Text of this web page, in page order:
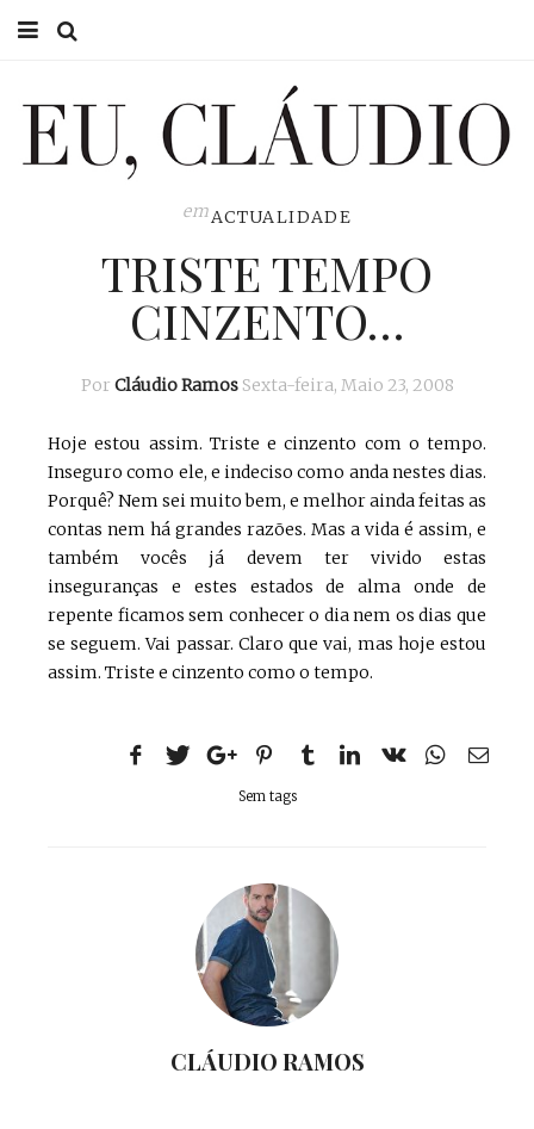
EU CLÁUDIO
EU NA TV
emACTUALIDADE
TRISTE TEMPO
CINZENTO…
Por Cláudio Ramos Sexta-feira, Maio 23, 2008
Hoje estou assim. Triste e cinzento com o tempo.
Inseguro como ele, e indeciso como anda nestes dias.
Porquê? Nem sei muito bem, e melhor ainda feitas as
contas nem há grandes razões. Mas a vida é assim, e
também vocês já devem ter vivido estas
inseguranças e estes estados de alma onde de
repente ficamos sem conhecer o dia nem os dias que
se seguem. Vai passar. Claro que vai, mas hoje estou
assim. Triste e cinzento como o tempo.
Sem tags
CLÁUDIO RAMOS